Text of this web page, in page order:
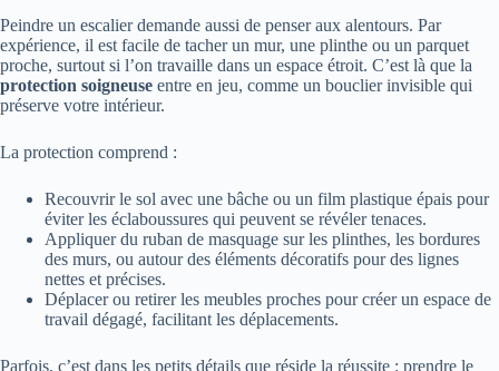
Peindre un escalier demande aussi de penser aux alentours. Par
expérience, il est facile de tacher un mur, une plinthe ou un parquet
proche, surtout si l’on travaille dans un espace étroit. C’est là que la
protection soigneuse entre en jeu, comme un bouclier invisible qui
préserve votre intérieur.
La protection comprend :
Recouvrir le sol avec une bâche ou un film plastique épais pour
éviter les éclaboussures qui peuvent se révéler tenaces.
Appliquer du ruban de masquage sur les plinthes, les bordures
des murs, ou autour des éléments décoratifs pour des lignes
nettes et précises.
Déplacer ou retirer les meubles proches pour créer un espace de
travail dégagé, facilitant les déplacements.
Parfois, c’est dans les petits détails que réside la réussite : prendre le